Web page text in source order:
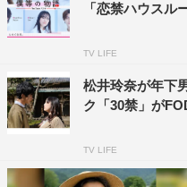
「恋禁ハウスル
TV LIFE
松井玲奈が年下
ク「30禁」が
TV LIFE